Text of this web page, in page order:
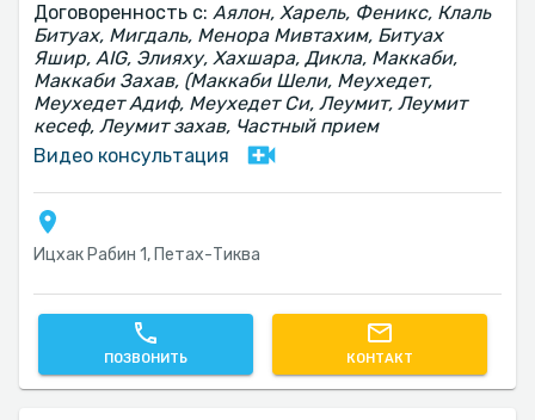
Договоренность с: Аялон, Харель, Феникс, Клаль
Битуах, Мигдаль, Менора Мивтахим, Битуах
Яшир, AIG, Элияху, Хахшара, Дикла, Маккаби,
Маккаби Захав, (Маккаби Шели, Меухедет,
Меухедет Адиф, Меухедет Си, Леумит, Леумит
кесеф, Леумит захав, Частный прием
Видео консультация
Ицхак Рабин 1, Петах-Тиква
ПОЗВОНИТЬ КОНТАКТ